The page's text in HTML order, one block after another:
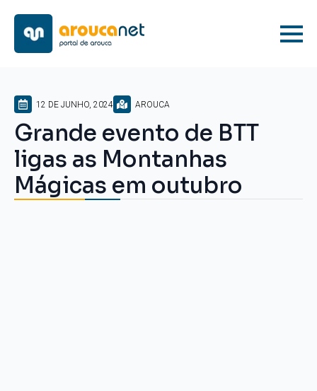
12 DE JUNHO, 2024 AROUCA
Grande evento de BTT
ligas as Montanhas
Mágicas em outubro